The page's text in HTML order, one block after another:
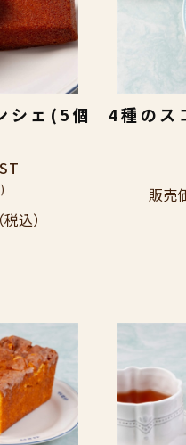
シェ(5個
（税込）
4種のス
販売